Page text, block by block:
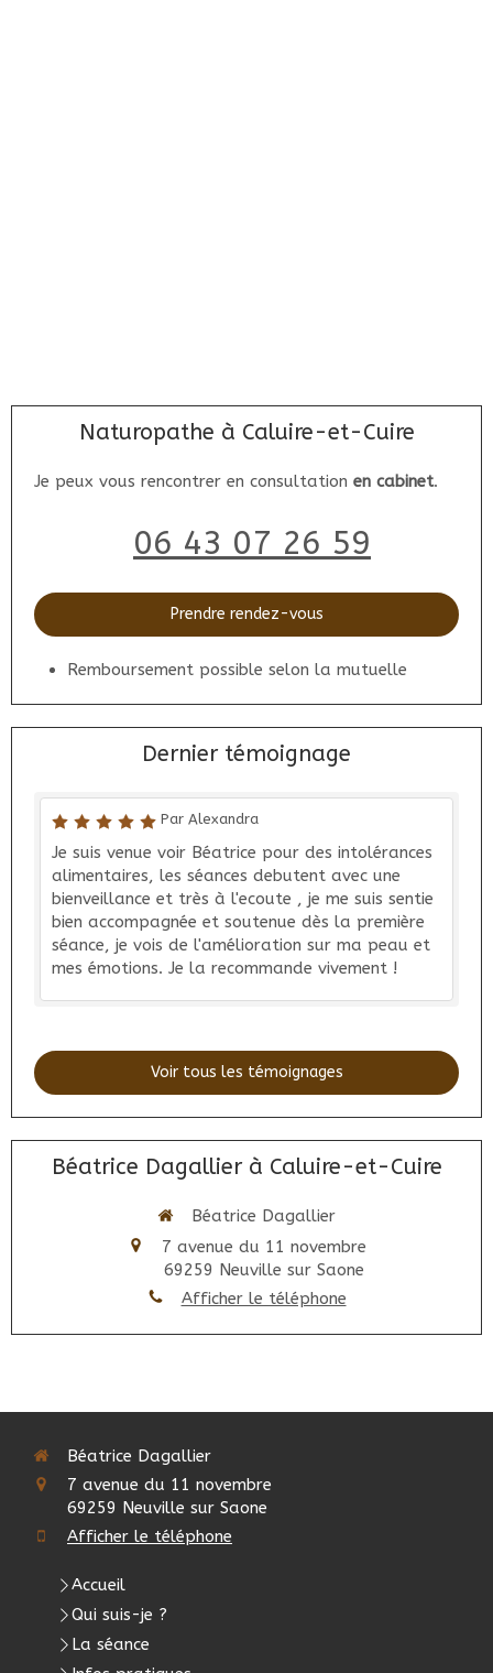
Naturopathe à Caluire-et-Cuire
Je peux vous rencontrer en consultation en cabinet.
06 43 07 26 59
Prendre rendez-vous
Remboursement possible selon la mutuelle
Dernier témoignage
Par Alexandra
Je suis venue voir Béatrice pour des intolérances
alimentaires, les séances debutent avec une
bienveillance et très à l'ecoute , je me suis sentie
bien accompagnée et soutenue dès la première
séance, je vois de l'amélioration sur ma peau et
mes émotions. Je la recommande vivement !
Voir tous les témoignages
Béatrice Dagallier à Caluire-et-Cuire
Béatrice Dagallier
7 avenue du 11 novembre
69259 Neuville sur Saone
Afficher le téléphone
Béatrice Dagallier
7 avenue du 11 novembre
69259 Neuville sur Saone
Afficher le téléphone
Accueil
Qui suis-je ?
La séance